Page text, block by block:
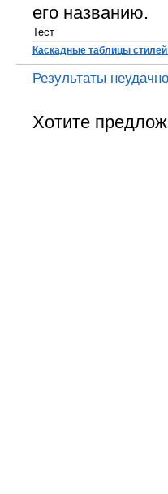
его названию.
Тест
Каскадные таблицы стилей
Результаты
Хотите